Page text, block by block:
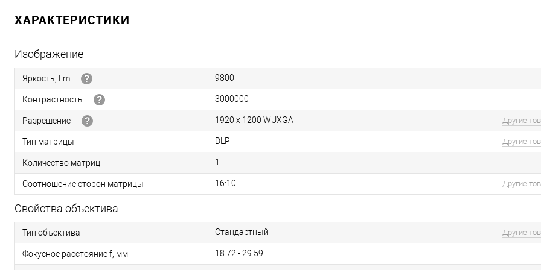
ХАРАКТЕРИСТИКИ
Изображение
Яркость, Lm 9800
Контрастность 3000000
Разрешение 1920 x 1200 WUXGA Другие
Тип матрицы DLP Другие
Количество матриц 1
Соотношение сторон матрицы 16:10 Другие
Свойства объектива
Тип объектива Стандартный Другие
Фокусное расстояние f, мм 18.72 - 29.59